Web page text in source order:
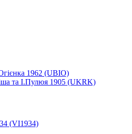
1962 (UBIO)
та І.Пулюя 1905 (UKRK)
(VI1934)